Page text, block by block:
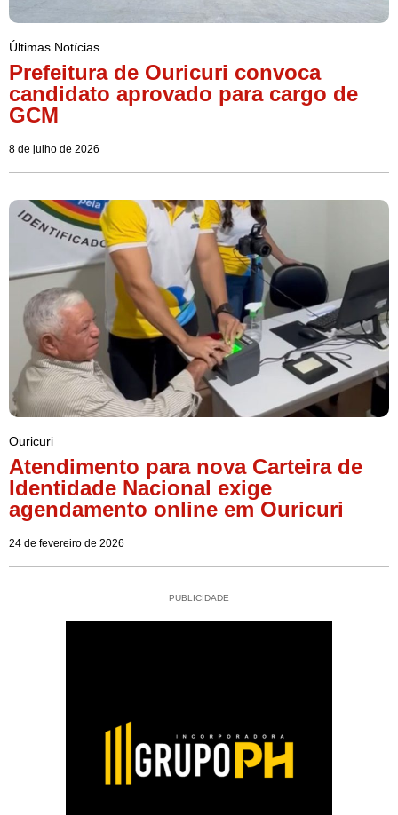
Últimas Notícias
Prefeitura de Ouricuri convoca
candidato aprovado para cargo de
GCM
8 de julho de 2026
Ouricuri
Atendimento para nova Carteira de
Identidade Nacional exige
agendamento online em Ouricuri
24 de fevereiro de 2026
PUBLICIDADE